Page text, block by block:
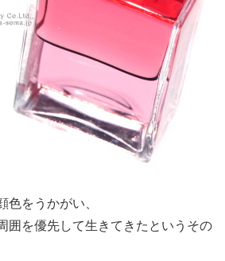
色をうかがい、
囲を優先して生きてきたというその